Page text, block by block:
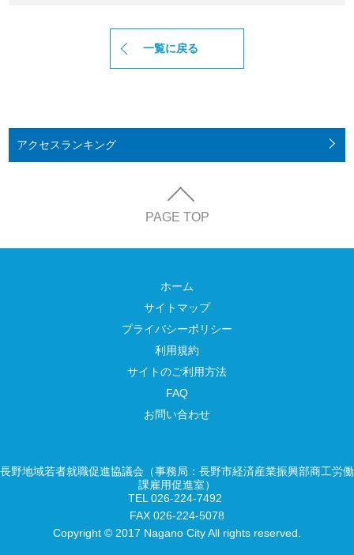
一覧に戻る
アクセスランキング
PAGE TOP
ホーム
サイトマップ
プライバシーポリシー
利用規約
サイトのご利用方法
FAQ
お問い合わせ
長野地域若者就職促進協議会（事務局：長野市経済産業振興部商工労働
課雇用促進室）
TEL 026-224-7492
FAX 026-224-5078
Copyright © 2017 Nagano City All rights reserved.